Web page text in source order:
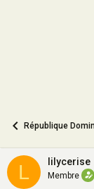
République
L lilycerise
Membre